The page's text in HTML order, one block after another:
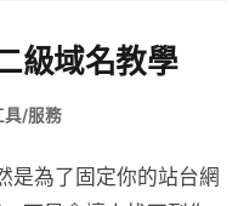
級域名教學
具/服務
是為了固定你的站台網